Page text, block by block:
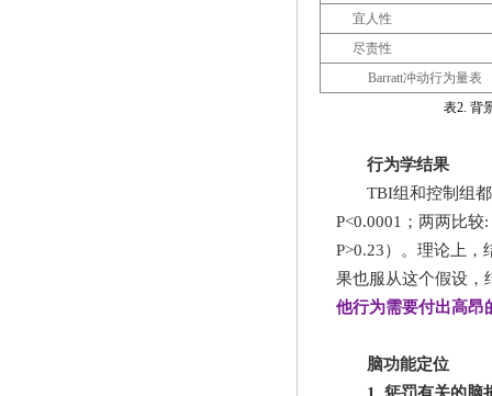
宜人性
尽责性
Barratt冲动行为量表
表2. 背
行为学结果
TBI组和控制组
P<0.0001 ；两两比较
P>0.23）。理论上，
果也服从这个假设，
他行为需要付出高昂
脑功能定位
1. 惩罚有关的脑